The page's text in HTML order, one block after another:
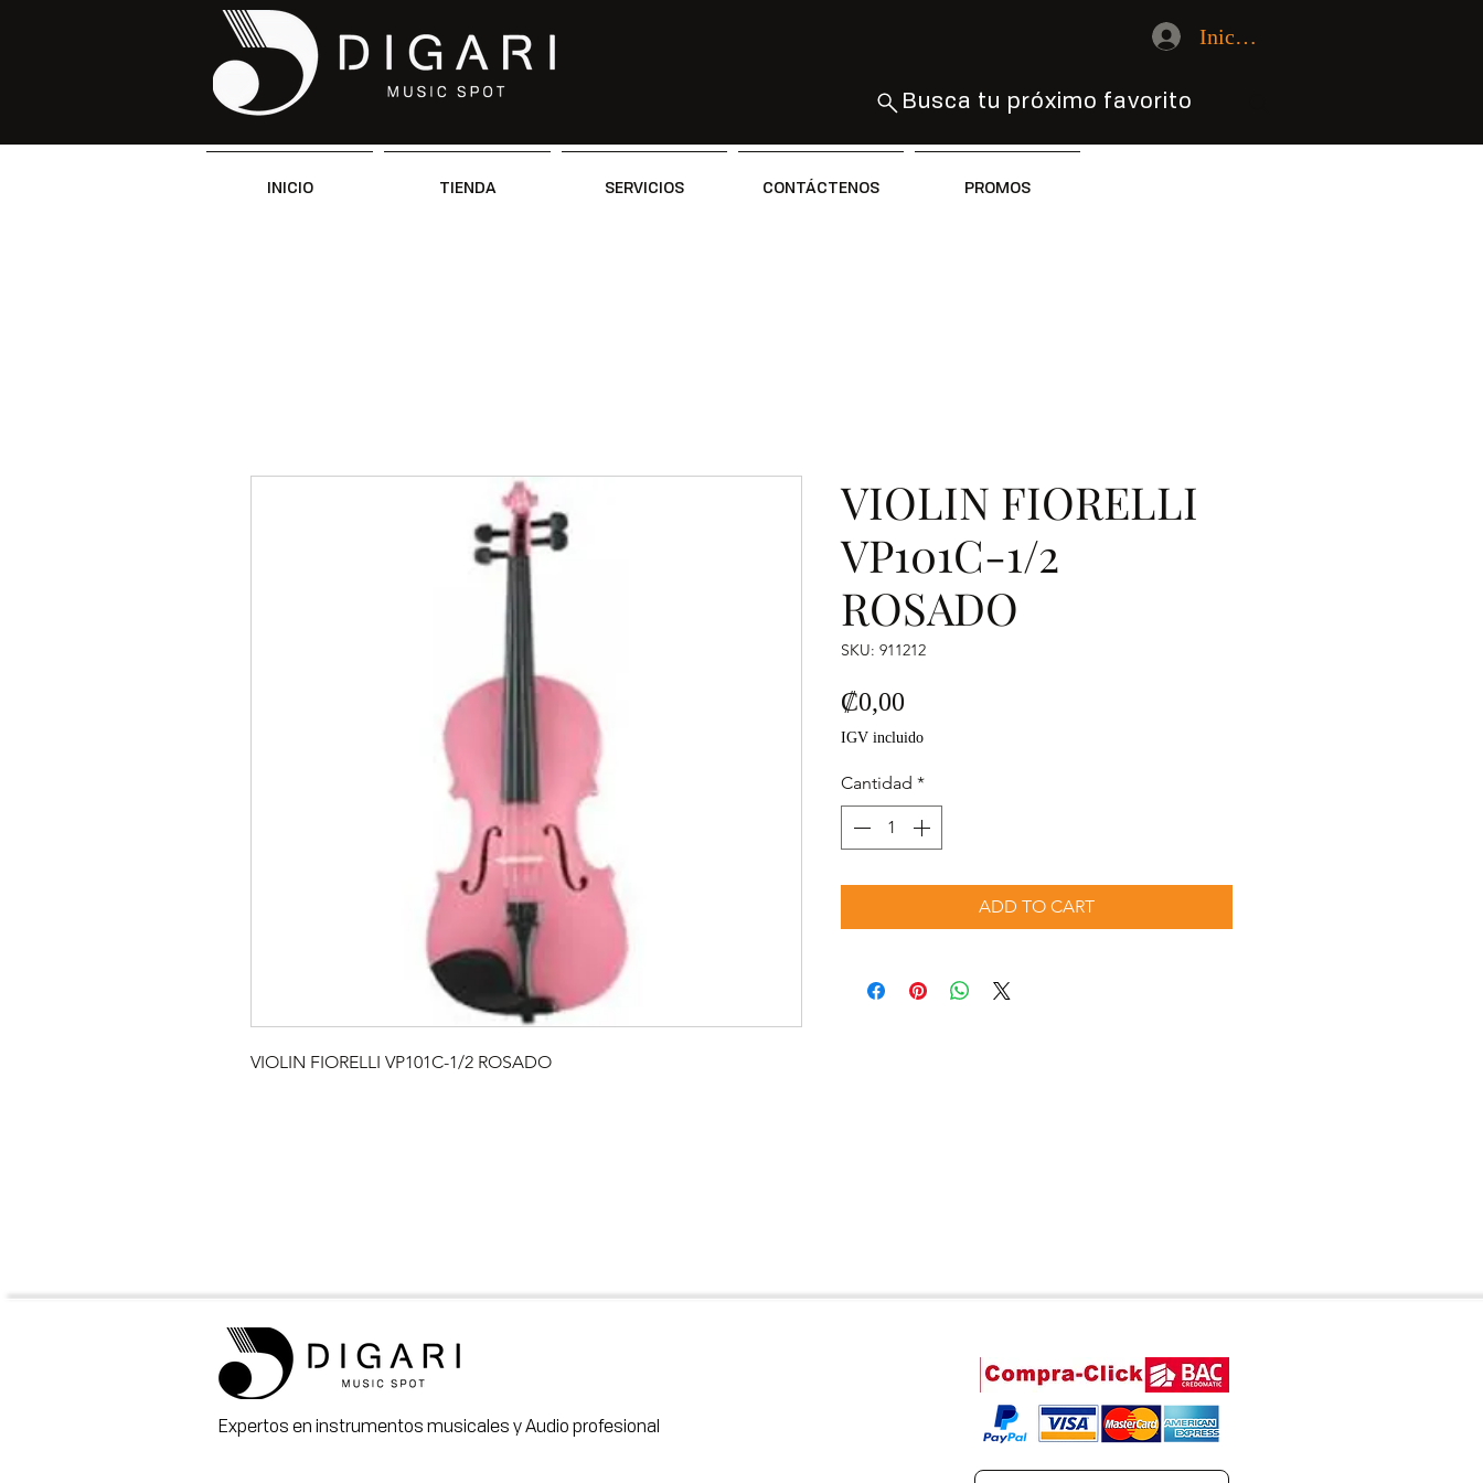
Iniciar sesión
Busca tu próximo favorito
INICIO TIENDA SERVICIOS CONTÁCTENOS PROMOS
VIOLIN FIORELLI VP101C-1/2 ROSADO
VIOLIN FIORELLI
VP101C-1/2
ROSADO
SKU: 911212
₡0,00
IGV incluido
Cantidad *
ADD TO CART
Expertos en instrumentos musicales y Audio profesional